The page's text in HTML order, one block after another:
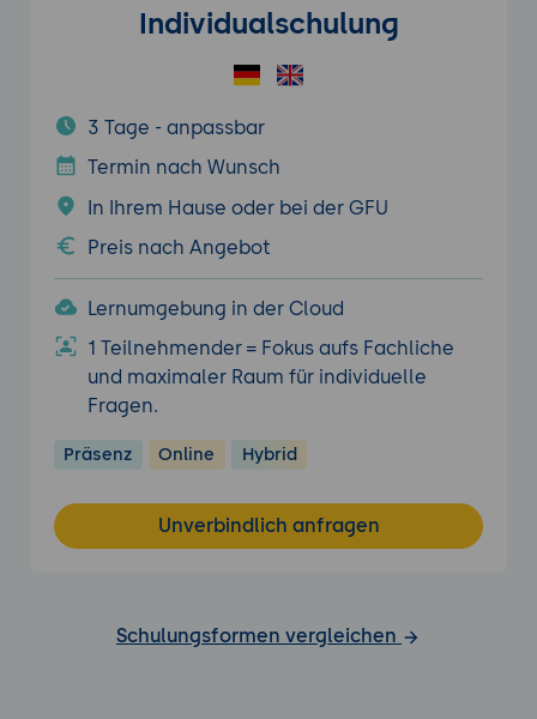
Individualschulung
3 Tage - anpassbar
Termin nach Wunsch
In Ihrem Hause oder bei der GFU
Preis nach Angebot
Lernumgebung in der Cloud
1 Teilnehmender = Fokus aufs Fachliche
und maximaler Raum für individuelle
Fragen.
Präsenz Online Hybrid
Unverbindlich anfragen
Schulungsformen vergleichen